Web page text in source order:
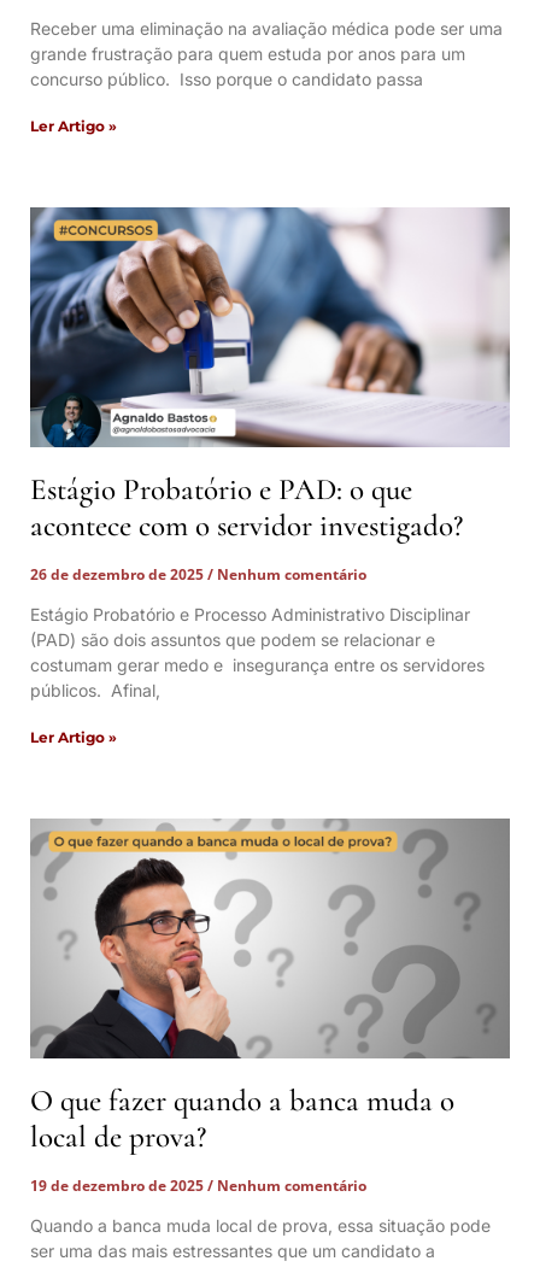
Receber uma eliminação na avaliação médica pode ser uma
grande frustração para quem estuda por anos para um
concurso público. Isso porque o candidato passa
Ler Artigo »
Estágio Probatório e PAD: o que
acontece com o servidor investigado?
26 de dezembro de 2025
Nenhum comentário
Estágio Probatório e Processo Administrativo Disciplinar
(PAD) são dois assuntos que podem se relacionar e
costumam gerar medo e insegurança entre os servidores
públicos. Afinal,
Ler Artigo »
O que fazer quando a banca muda o
local de prova?
19 de dezembro de 2025
Nenhum comentário
Quando a banca muda local de prova, essa situação pode
ser uma das mais estressantes que um candidato a